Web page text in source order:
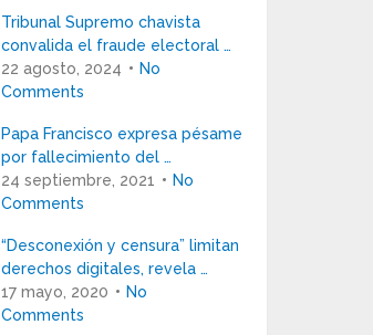
Tribunal Supremo chavista
convalida el fraude electoral …
22 agosto, 2024
No
Comments
Papa Francisco expresa pésame
por fallecimiento del …
24 septiembre, 2021
No
Comments
“Desconexión y censura” limitan
derechos digitales, revela …
17 mayo, 2020
No
Comments